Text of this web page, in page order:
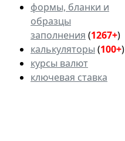
формы, бланки и
образцы
заполнения (1267+)
калькуляторы (100+)
курсы валют
ключевая ставка